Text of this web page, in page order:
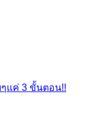
ๆแค่ 3 ขั้นตอน!!